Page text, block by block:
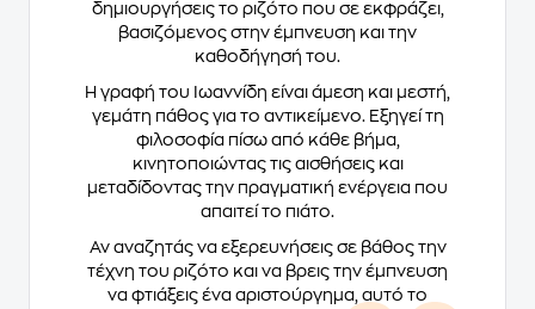
δημιουργήσεις το ριζότο που σε εκφράζει,
βασιζόμενος στην έμπνευση και την
καθοδήγησή του.
Η γραφή του Ιωαννίδη είναι άμεση και μεστή,
γεμάτη πάθος για το αντικείμενο. Εξηγεί τη
φιλοσοφία πίσω από κάθε βήμα,
κινητοποιώντας τις αισθήσεις και
μεταδίδοντας την πραγματική ενέργεια που
απαιτεί το πιάτο.
Αν αναζητάς να εξερευνήσεις σε βάθος την
τέχνη του ριζότο και να βρεις την έμπνευση
να φτιάξεις ένα αριστούργημα, αυτό το